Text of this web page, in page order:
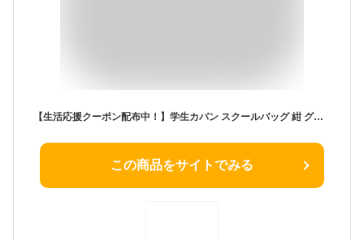
【生活応援クーポン配布中！】学生カバン スクールバッグ 紺 グレー ブラック 大容量 鞄 通学 中学生 高校生 CLEAT 1099【～1月28日(日)01:59まで】
この商品をサイトでみる